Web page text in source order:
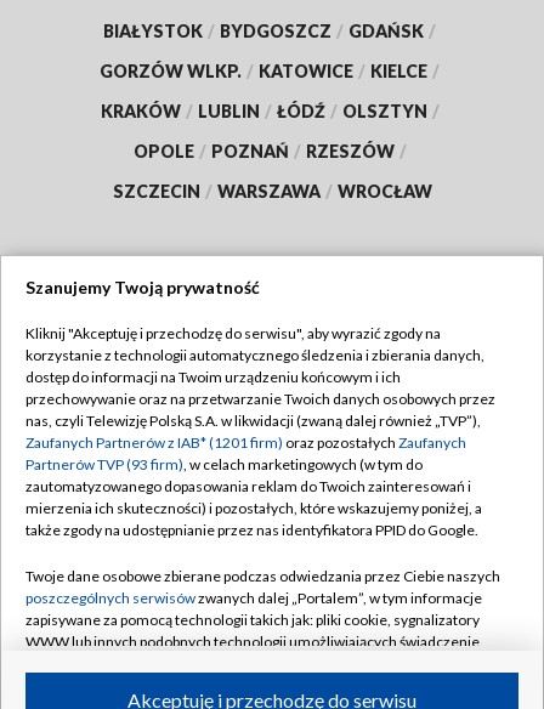
BIAŁYSTOK / BYDGOSZCZ / GDAŃSK /
GORZÓW WLKP. / KATOWICE / KIELCE /
KRAKÓW / LUBLIN / ŁÓDŹ / OLSZTYN /
OPOLE / POZNAŃ / RZESZÓW /
SZCZECIN / WARSZAWA / WROCŁAW
TVP
Abonament TVP
Emisja w TVP
Centrum informacji TVP
Naziemna Telewizja Cyfrowa
Rada Programowa
System NOS
Informacje o nadawcy
Regulamin TVP
Polityka prywatności
Moje zgody
Pomoc
Kontakt
Kanały
Szanujemy Twoją prywatność
Kliknij "Akceptuję i przechodzę do serwisu", aby wyrazić zgody na
korzystanie z technologii automatycznego śledzenia i zbierania danych,
dostęp do informacji na Twoim urządzeniu końcowym i ich
przechowywanie oraz na przetwarzanie Twoich danych osobowych przez
nas, czyli Telewizję Polską S.A. w likwidacji (zwaną dalej również „TVP”),
Zaufanych Partnerów z IAB* (1201 firm) oraz pozostałych Zaufanych
Partnerów TVP (93 firm), w celach marketingowych (w tym do
zautomatyzowanego dopasowania reklam do Twoich zainteresowań i
mierzenia ich skuteczności) i pozostałych, które wskazujemy poniżej, a
także zgody na udostępnianie przez nas identyfikatora PPID do Google.
Twoje dane osobowe zbierane podczas odwiedzania przez Ciebie naszych
poszczególnych serwisówzwanych dalej „Portalem”, w tym informacje
zapisywane za pomocą technologii takich jak: pliki cookie, sygnalizatory
WWW lub innych podobnych technologii umożliwiających świadczenie
Akceptuję i przechodzę do serwisu